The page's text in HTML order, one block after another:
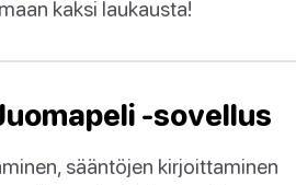
kaksi laukausta!
-sovellus
sääntöjen kirjoittaminen